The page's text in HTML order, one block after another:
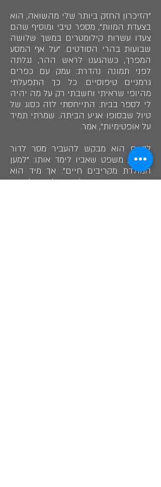
"הזיכרון החזק ביותר שלי מהשואה, הוא
בצעדת המוות", מספר טיבי ומוסיף שהם
צעדו עשרות קילומטרים במשך שלושה
שבועות בהרי הסודטים. "על אף המסע
המפרך, כשהגענו לראש ההר, נגלתה
לפני תמונה נהדרת: עמק עם כפרים
גרמניים טיפוסיים. כל כך התפעלתי
מהיופי שראיתי וחשבתי רק על מה יהיה
לי לספר בבית. התייחסתי לזה כסוג של
טיול שבסופו אגיע הביתה. שמרתי תמיד
על אופטימיות", אמר.
לסיום הוא מבקש להעביר מסר לדור
הצעיר, משפט שאביו לימד אותו: "למען
המולדת מקריבים חיים". אך מיד הוא
מציין ומוסיף במילים שלו, שלדעתו,